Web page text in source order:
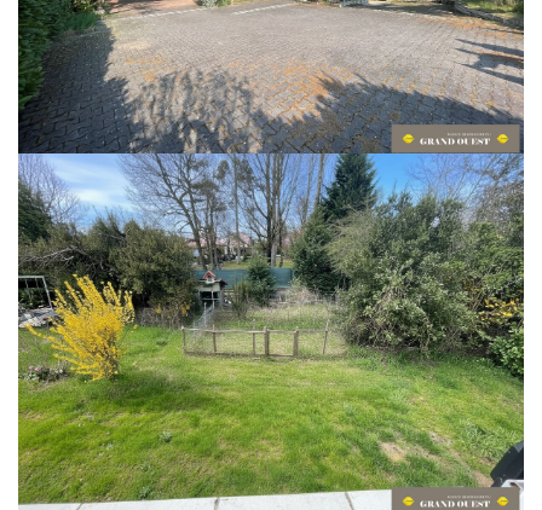
Maison 4 pièces de 91,8 m² implantée sur un terrain de 1 068 m² avec puits.
Élevée sur un sous-sol complet, elle dispose d'un vaste garage d'environ 84
m² et d'une cave. + un car port pour 2 voitures
Pour l'espace de vie, vous trouverez 1 entrée qui dessert un séjour spacieux
et lumineux avec cheminée, ouvert sur une terrasse couverte, 1 cuisine
séparée ainsi que trois chambres, une salle de bains et des toilettes. Les
huisseries sont en PVC avec double vitrage rempli d'argon (16 mm) et
isolation renforcée, garantissant confort et performance thermique. Le
chauffage est assuré par une chaudière à condensation Frisquet équipée
d'un boîtier de régulation ; un adoucisseur d'eau complète les prestations.
Le garage de belle surface offre de multiples usages (atelier, stockage,
stationnement multiple), apportant un vrai potentiel fonctionnel à la propriété.
Pour les amateurs un poulailler est présent. 2 portails (l un automatique)
l'autre permet de loger d'autres voitures ou pourra accueillir un camping-car.
A voir absolument
Votre contact pour une visite rapide : 0474721640 Agent commercial (Siret
42360059200038 rcs Villefranche sur Saône)
**Honoraires à la charge du vendeur
Nos honoraires